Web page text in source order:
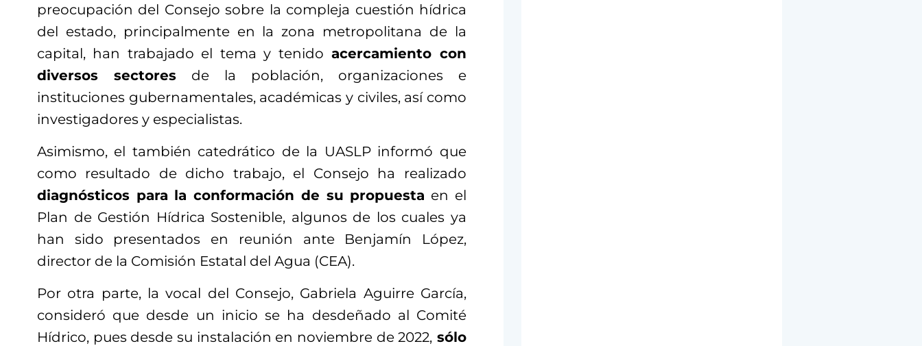
preocupación del Consejo sobre la compleja cuestión hídrica
del estado, principalmente en la zona metropolitana de la
capital, han trabajado el tema y tenido acercamiento con
diversos sectores de la población, organizaciones e
instituciones gubernamentales, académicas y civiles, así como
investigadores y especialistas.
Asimismo, el también catedrático de la UASLP informó que
como resultado de dicho trabajo, el Consejo ha realizado
diagnósticos para la conformación de su propuesta en el
Plan de Gestión Hídrica Sostenible, algunos de los cuales ya
han sido presentados en reunión ante Benjamín López,
director de la Comisión Estatal del Agua (CEA).
Por otra parte, la vocal del Consejo, Gabriela Aguirre García,
consideró que desde un inicio se ha desdeñado al Comité
Hídrico, pues desde su instalación en noviembre de 2022, sólo